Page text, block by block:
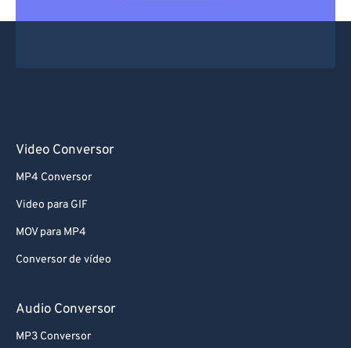
Video Conversor
MP4 Conversor
Video para GIF
MOV para MP4
Conversor de vídeo
Audio Conversor
MP3 Conversor